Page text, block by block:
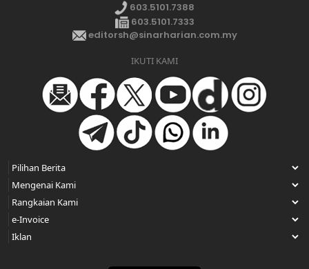
603.5101.7388
603.5101.7333
editorsh@sinarharian.com.my
IKUTI KAMI